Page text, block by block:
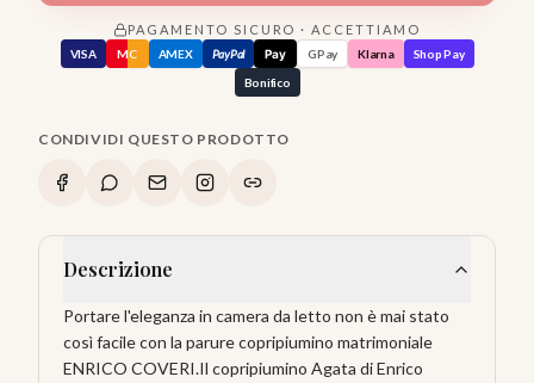
PAGAMENTO SICURO · ACCETTIAMO
VISA MC AMEX PayPal Pay GPay Klarna
Shop Pay
Bonifico
CONDIVIDI QUESTO PRODOTTO
Descrizione
Portare l'eleganza in camera da letto non è mai stato
così facile con la parure copripiumino matrimoniale
ENRICO COVERI.Il copripiumino Agata di Enrico